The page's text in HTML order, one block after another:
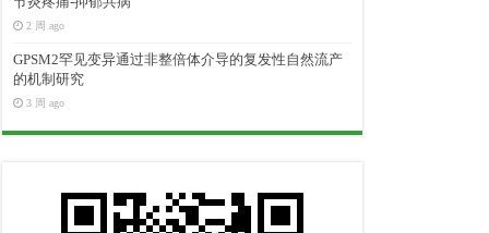
2 周 ago
GPSM2罕见变异通过非整倍体介导的复发性自然流产
的机制研究
3 周 ago